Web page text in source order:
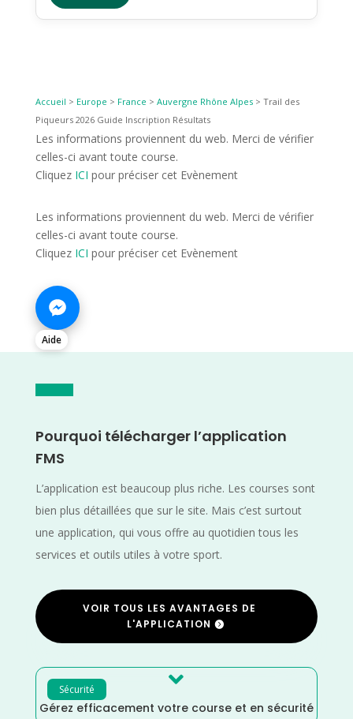
Accueil > Europe > France > Auvergne Rhône Alpes> Trail des
Piqueurs 2026 Guide Inscription Résultats
Les informations proviennent du web. Merci de vérifier
celles-ci avant toute course.
Cliquez ICI pour préciser cet Evènement
Les informations proviennent du web. Merci de vérifier
celles-ci avant toute course.
Cliquez ICI pour préciser cet Evènement
Aide
Pourquoi télécharger l’application
FMS
L’application est beaucoup plus riche. Les courses sont
bien plus détaillées que sur le site. Mais c’est surtout
une application, qui vous offre au quotidien tous les
services et outils utiles à votre sport.
VOIR TOUS LES AVANTAGES DE
L'APPLICATION
Sécurité 
Gérez efficacement votre course et en sécurité